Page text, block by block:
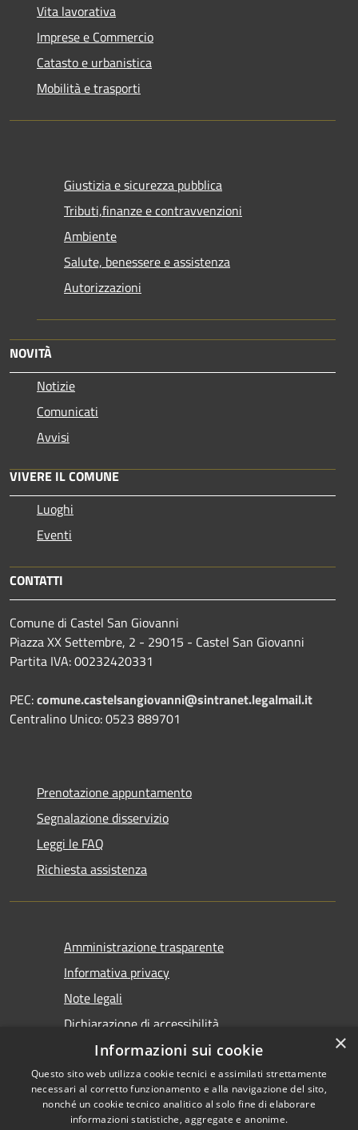
Vita lavorativa
Imprese e Commercio
Catasto e urbanistica
Mobilità e trasporti
Giustizia e sicurezza pubblica
Tributi,finanze e contravvenzioni
Ambiente
Salute, benessere e assistenza
Autorizzazioni
NOVITÀ
Notizie
Comunicati
Avvisi
VIVERE IL COMUNE
Luoghi
Eventi
CONTATTI
Comune di Castel San Giovanni
Piazza XX Settembre, 2 - 29015 - Castel San Giovanni
Partita IVA: 00232420331
PEC:comune.castelsangiovanni@sintranet.legalmail.it
Centralino Unico: 0523 889701
Prenotazione appuntamento
Segnalazione disservizio
Leggi le FAQ
Richiesta assistenza
Amministrazione trasparente
Informativa privacy
Note legali
Dichiarazione di accessibilità
Copyright © 2026 • Comune di
×
Informazioni sui cookie
Questo sito web utilizza cookie tecnici e assimilati strettamente
necessari al corretto funzionamento e alla navigazione del sito,
nonché un cookie tecnico analitico al solo fine di elaborare
informazioni statistiche, aggregate e anonime.